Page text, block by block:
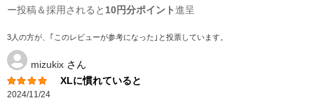
ー投稿＆採用されると 10円分ポイント進呈
3人の方が、｢このレビューが参考になった｣と投票しています。
mizukix さん
XLに慣れていると
2024/11/24